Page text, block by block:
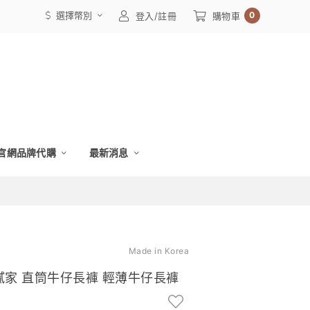
選擇幣別 登入/註冊 購物車 0
網品牌代購 最新消息
Made in Korea
直筒牛仔長褲 輕薄牛仔長褲